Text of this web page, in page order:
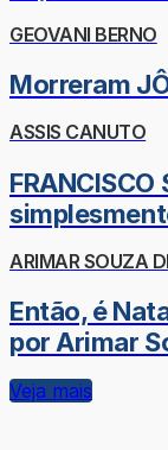
GEOVANI BERNO
Morreram
ASSIS CANUTO
FRANCISCO
ARIMAR SOUZA
Então, é
por Arimar
Veja mais